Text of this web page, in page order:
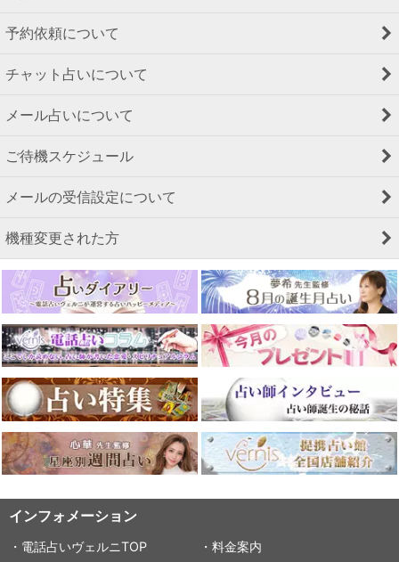
予約依頼について
チャット占いについて
メール占いについて
ご待機スケジュール
メールの受信設定について
機種変更された方
インフォメーション
・電話占いヴェルニTOP ・料金案内